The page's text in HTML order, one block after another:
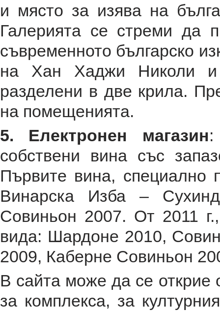
и място за изява на
Галерията се стреми да
съвременното българско
на Хан Хаджи Николи и
разделени в две крила.
на помещенията.
5. Електронен магазин:
собствени вина със
Първите вина, специално
Винарска Изба –
Совиньон 2007. От 2011
вида: Шардоне 2010,
2009, Каберне Совиньон
В сайта може да се
за комплекса, за